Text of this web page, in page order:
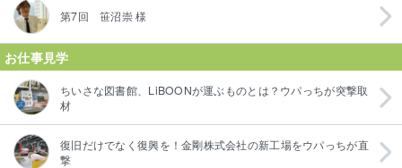
第7回 笹沼崇 様
お仕事見学
ちいさな図書館、LiBOONが運ぶものとは？ウパっちが突撃取
材
復旧だけでなく復興を！金剛株式会社の新工場をウパっちが直
撃